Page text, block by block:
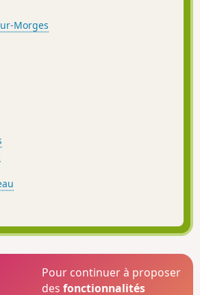
Morges
Pour continuer à proposer
desfonctionnalités